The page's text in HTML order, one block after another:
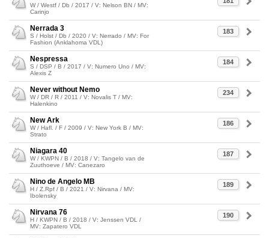
W / Westf / Db / 2017 / V: Nelson BN / MV:
Carinjo
183
Nerrada 3
S / Holst / Db / 2020 / V: Nerrado / MV: For
Fashion (Anklahoma VDL)
184
Nespressa
S / DSP / B / 2017 / V: Numero Uno / MV:
Alexis Z
234
Never without Nemo
W / DR / R / 2011 / V: Novalis T / MV:
Halenkino
186
New Ark
W / Hafl. / F / 2009 / V: New York B / MV:
Strato
187
Niagara 40
W / KWPN / B / 2018 / V: Tangelo van de
Zuuthoeve / MV: Canezaro
189
Nino de Angelo MB
H / Z.Rpf / B / 2021 / V: Nirvana / MV:
Ibolensky
190
Nirvana 76
H / KWPN / B / 2018 / V: Jenssen VDL /
MV: Zapatero VDL